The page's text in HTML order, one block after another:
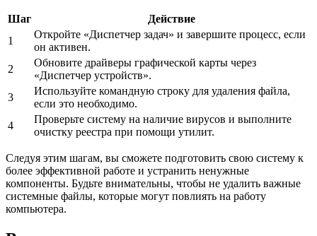
Шаг
Действие
1
Откройте «Диспетчер задач» и завершите процесс, если
он активен.
2
Обновите драйверы графической карты через
«Диспетчер устройств».
3
Используйте командную строку для удаления файла,
если это необходимо.
4
Проверьте систему на наличие вирусов и выполните
очистку реестра при помощи утилит.
Следуя этим шагам, вы сможете подготовить свою систему к
более эффективной работе и устранить ненужные
компоненты. Будьте внимательны, чтобы не удалить важные
системные файлы, которые могут повлиять на работу
компьютера.